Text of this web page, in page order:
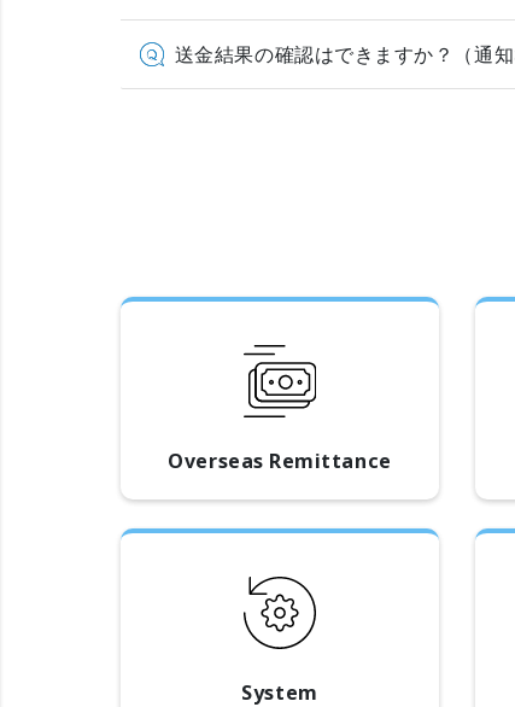
送金結果の確認はできますか？（通知
Overseas Remittance
System